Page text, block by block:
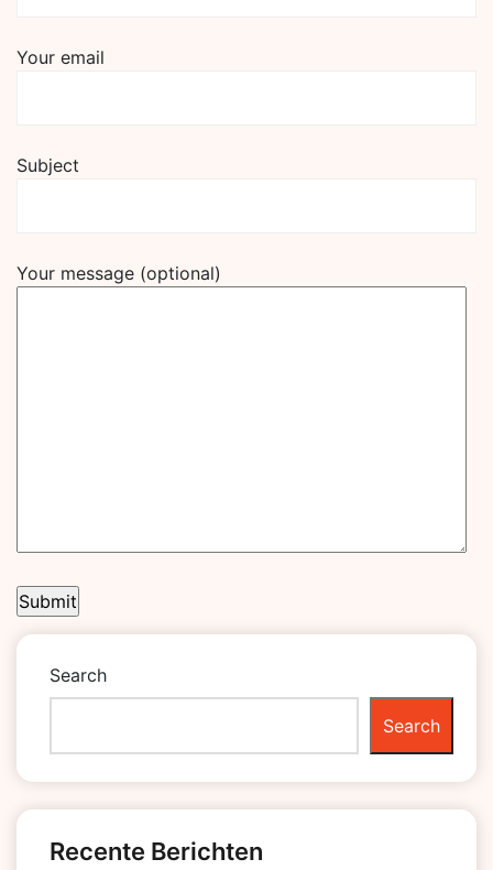
Your email
Subject
Your message (optional)
Search
Search
Recente Berichten